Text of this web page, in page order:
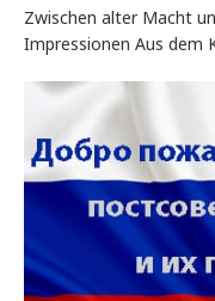
Zwischen alter Macht
Impressionen Aus dem